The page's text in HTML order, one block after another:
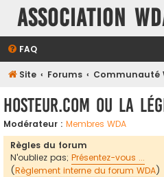
Association
FAQ
Site Forums Communauté
Hosteur.com ou la
Modérateur : Membres WDA
Règles du forum
N'oubliez pas; Présentez-vous ...
(Règlement interne du forum WDA)